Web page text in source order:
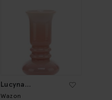
Lucyna
Pijaczewska
Wazon